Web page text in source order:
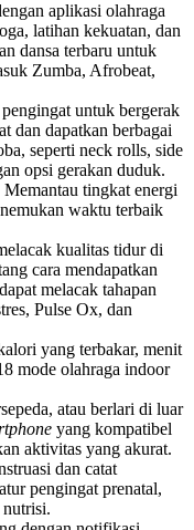
aplikasi olahraga
latihan kekuatan, dan
dansa terbaru untuk
Zumba, Afrobeat,
untuk bergerak
dan dapatkan berbagai
seperti neck rolls, side
opsi gerakan duduk.
tingkat energi
waktu terbaik
kualitas tidur di
cara mendapatkan
melacak tahapan
Pulse Ox, dan
yang terbakar, menit
mode olahraga indoor
atau berlari di luar
yang kompatibel
aktivitas yang akurat.
dan catat
pengingat prenatal,
nutrisi.